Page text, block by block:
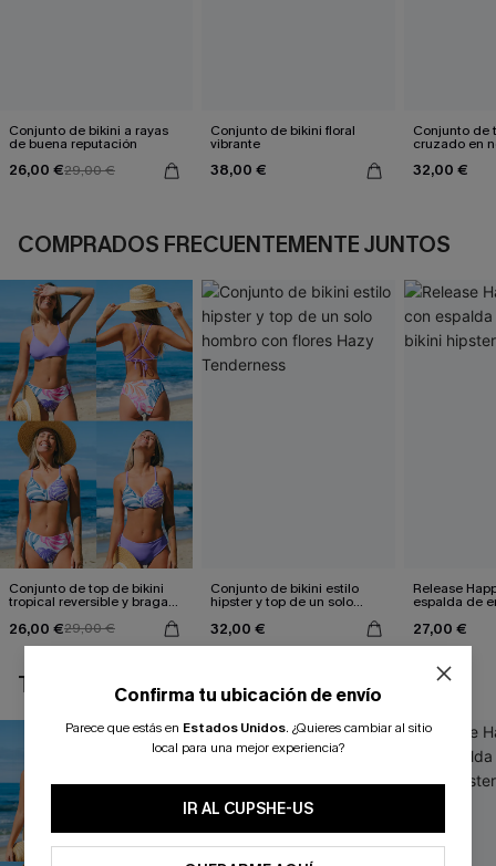
Conjunto de bikini a rayas
de buena reputación
26,00 €29,00 €
Conjunto de bikini floral
vibrante
38,00 €
Conjunto de
cruzado en
talle alto
32,00 €
COMPRADOS FRECUENTEMENTE JUNTOS
Conjunto de top de bikini
tropical reversible y braga
26,00 €29,00 €
Conjunto de bikini estilo
hipster y top de un solo
Tenderness
32,00 €
Release
espalda de
27,00 €
TAMBIÉN TE PUEDE GUSTAR
Confirma tu ubicación de envío
Parece que estás en Estados Unidos. ¿Quieres cambiar al sitio
local para una mejor experiencia?
IR AL CUPSHE-US